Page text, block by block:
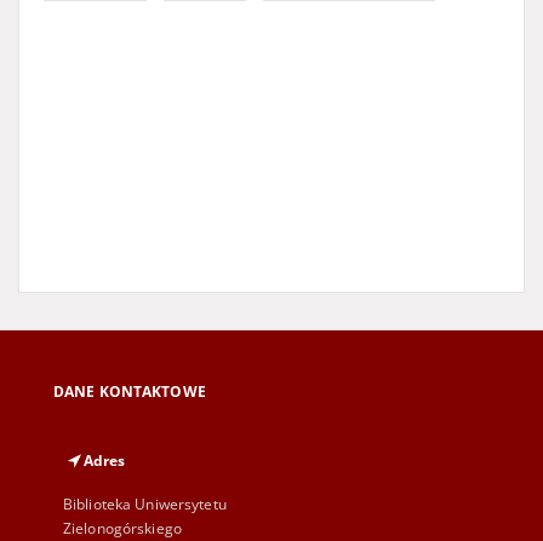
DANE KONTAKTOWE
Adres
Biblioteka Uniwersytetu
Zielonogórskiego